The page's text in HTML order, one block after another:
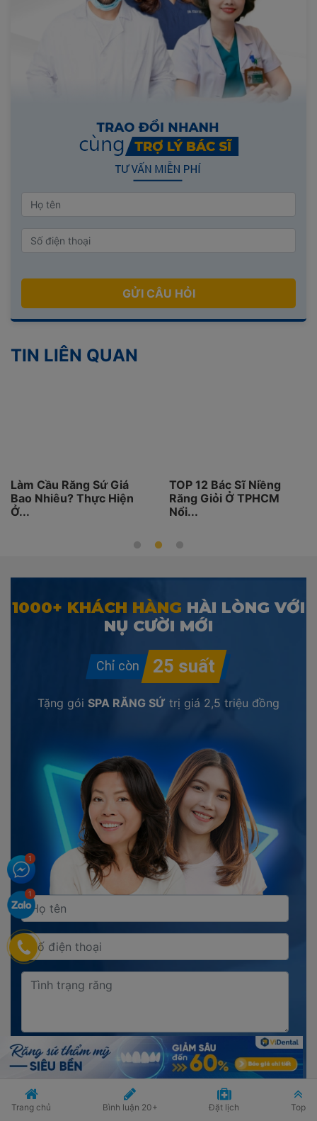
GỬI CÂU HỎI
TIN LIÊN QUAN
Sứ Giá
Hiện
TOP 12 Bác Sĩ Niềng
Răng Giỏi Ở TPHCM
Răng Sứ
Loại? Chất
1000+ KHÁCH HÀNG HÀI LÒNG VỚI
NỤ CƯỜI MỚI
Tặng gói SPA RĂNG SỨ trị giá 2,5 triệu đồng
ĐĂNG KÝ
Trang chủ Bình luận 20+ Đặt lịch Top